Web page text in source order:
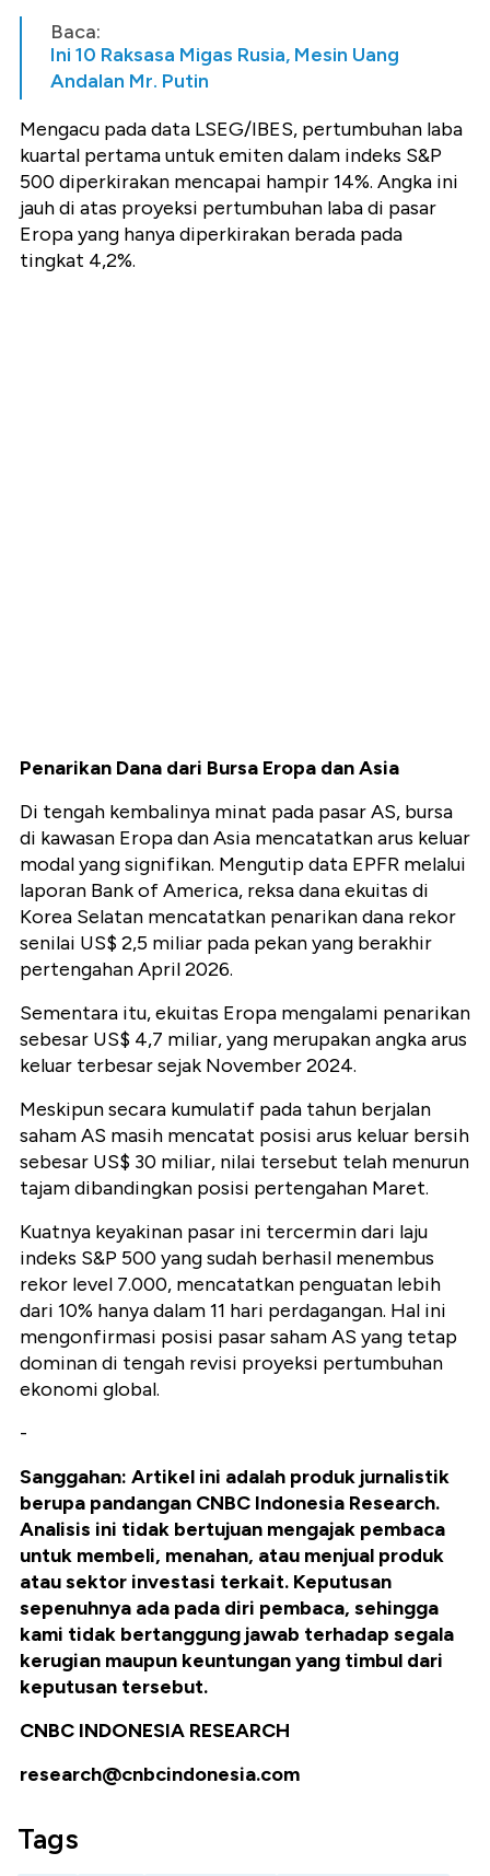
Baca:
Ini 10 Raksasa Migas Rusia, Mesin Uang
Andalan Mr. Putin
Mengacu pada data LSEG/IBES, pertumbuhan laba
kuartal pertama untuk emiten dalam indeks S&P
500 diperkirakan mencapai hampir 14%. Angka ini
jauh di atas proyeksi pertumbuhan laba di pasar
Eropa yang hanya diperkirakan berada pada
tingkat 4,2%.
Penarikan Dana dari Bursa Eropa dan Asia
Di tengah kembalinya minat pada pasar AS, bursa
di kawasan Eropa dan Asia mencatatkan arus keluar
modal yang signifikan. Mengutip data EPFR melalui
laporan Bank of America, reksa dana ekuitas di
Korea Selatan mencatatkan penarikan dana rekor
senilai US$ 2,5 miliar pada pekan yang berakhir
pertengahan April 2026.
Sementara itu, ekuitas Eropa mengalami penarikan
sebesar US$ 4,7 miliar, yang merupakan angka arus
keluar terbesar sejak November 2024.
Meskipun secara kumulatif pada tahun berjalan
saham AS masih mencatat posisi arus keluar bersih
sebesar US$ 30 miliar, nilai tersebut telah menurun
tajam dibandingkan posisi pertengahan Maret.
Kuatnya keyakinan pasar ini tercermin dari laju
indeks S&P 500 yang sudah berhasil menembus
rekor level 7.000, mencatatkan penguatan lebih
dari 10% hanya dalam 11 hari perdagangan. Hal ini
mengonfirmasi posisi pasar saham AS yang tetap
dominan di tengah revisi proyeksi pertumbuhan
ekonomi global.
-
Sanggahan: Artikel ini adalah produk jurnalistik
berupa pandangan CNBC Indonesia Research.
Analisis ini tidak bertujuan mengajak pembaca
untuk membeli, menahan, atau menjual produk
atau sektor investasi terkait. Keputusan
sepenuhnya ada pada diri pembaca, sehingga
kami tidak bertanggung jawab terhadap segala
kerugian maupun keuntungan yang timbul dari
keputusan tersebut.
CNBC INDONESIA RESEARCH
research@cnbcindonesia.com
Tags